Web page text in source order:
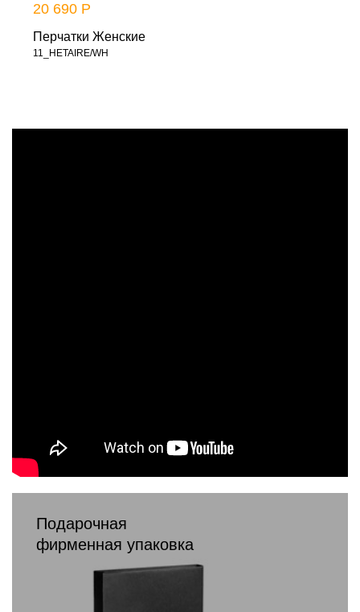
20 690 Р
Перчатки Женские
11_HETAIRE/WH
Подарочная
фирменная упаковка